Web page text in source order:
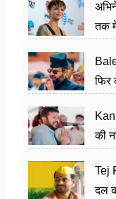
तक
फिर
की
Tej
दल